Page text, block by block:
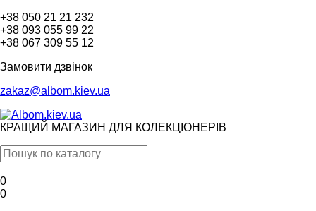
+38 050 21 21 232
+38 093 055 99 22
+38 067 309 55 12
Замовити дзвінок
zakaz@albom.kiev.ua
КРАЩИЙ МАГАЗИН ДЛЯ КОЛЕКЦІОНЕРІВ
0
0